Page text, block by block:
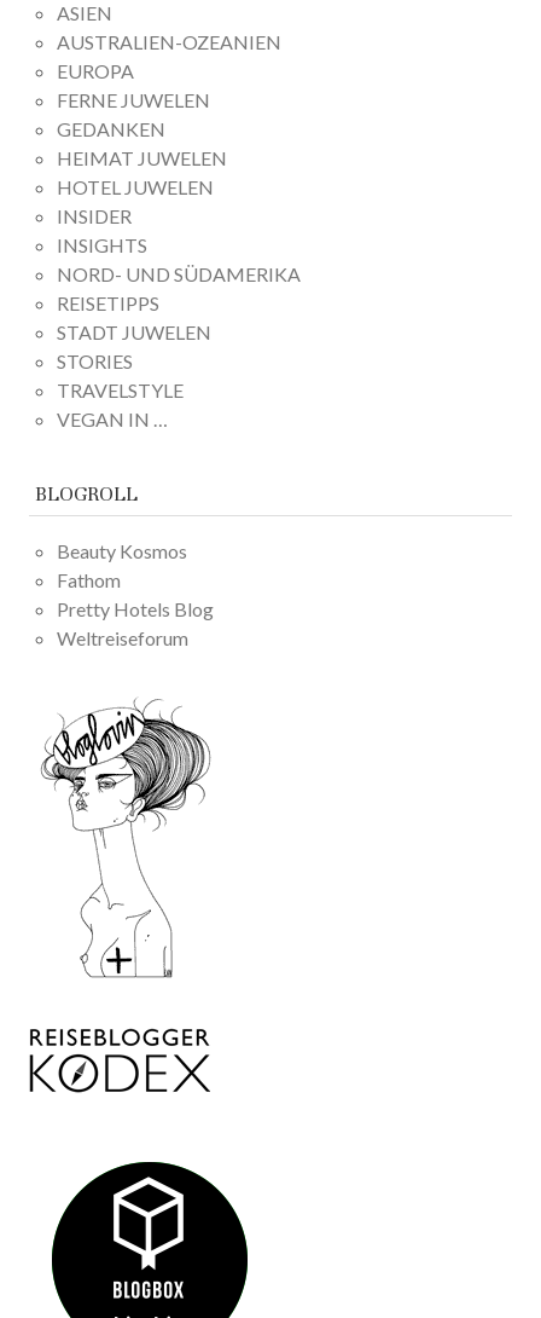
ASIEN
AUSTRALIEN-OZEANIEN
EUROPA
FERNE JUWELEN
GEDANKEN
HEIMAT JUWELEN
HOTEL JUWELEN
INSIDER
INSIGHTS
NORD- UND SÜDAMERIKA
REISETIPPS
STADT JUWELEN
STORIES
TRAVELSTYLE
VEGAN IN …
BLOGROLL
Beauty Kosmos
Fathom
Pretty Hotels Blog
Weltreiseforum